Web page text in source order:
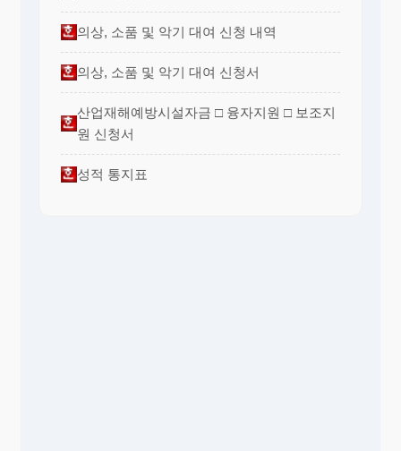
의상, 소품 및 악기 대여 신청 내역
의상, 소품 및 악기 대여 신청서
산업재해예방시설자금 □ 융자지원 □ 보조지
원 신청서
성적 통지표